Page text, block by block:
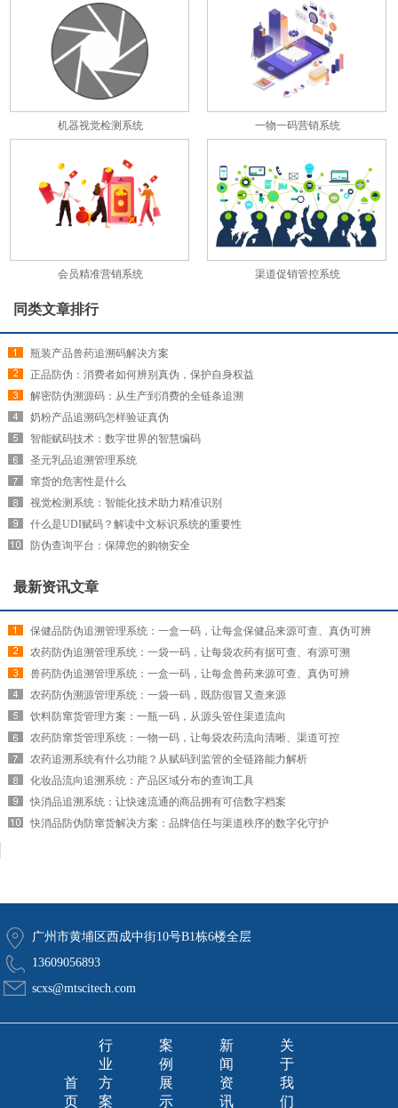
机器视觉检测系统 一物一码营销系统
会员精准营销系统 渠道促销管控系统
同类文章排行
瓶装产品兽药追溯码解决方案
正品防伪：消费者如何辨别真伪，保护自身权益
解密防伪溯源码：从生产到消费的全链条追溯
奶粉产品追溯码怎样验证真伪
智能赋码技术：数字世界的智慧编码
圣元乳品追溯管理系统
窜货的危害性是什么
视觉检测系统：智能化技术助力精准识别
什么是UDI赋码？解读中文标识系统的重要性
防伪查询平台：保障您的购物安全
最新资讯文章
保健品防伪追溯管理系统：一盒一码，让每盒保健品来源可查、真伪可辨
农药防伪追溯管理系统：一袋一码，让每袋农药有据可查、有源可溯
兽药防伪追溯管理系统：一盒一码，让每盒兽药来源可查、真伪可辨
农药防伪溯源管理系统：一袋一码，既防假冒又查来源
饮料防窜货管理方案：一瓶一码，从源头管住渠道流向
农药防窜货管理系统：一物一码，让每袋农药流向清晰、渠道可控
农药追溯系统有什么功能？从赋码到监管的全链路能力解析
化妆品流向追溯系统：产品区域分布的查询工具
快消品追溯系统：让快速流通的商品拥有可信数字档案
快消品防伪防窜货解决方案：品牌信任与渠道秩序的数字化守护
广州市黄埔区西成中街10号B1栋6楼全层
13609056893
scxs@mtscitech.com
首
页
行
业
方
案
案
例
展
示
新
闻
资
讯
关
于
我
们